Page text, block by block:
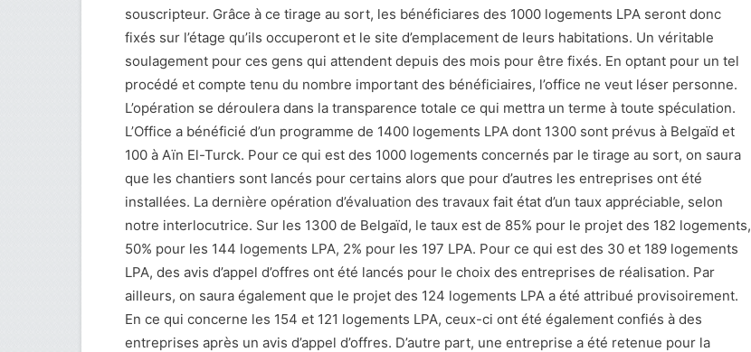
souscripteur. Grâce à ce tirage au sort, les bénéficiares des 1000 logements LPA seront donc
fixés sur l’étage qu’ils occuperont et le site d’emplacement de leurs habitations. Un véritable
soulagement pour ces gens qui attendent depuis des mois pour être fixés. En optant pour un tel
procédé et compte tenu du nombre important des bénéficiaires, l’office ne veut léser personne.
L’opération se déroulera dans la transparence totale ce qui mettra un terme à toute spéculation.
L’Office a bénéficié d’un programme de 1400 logements LPA dont 1300 sont prévus à Belgaïd et
100 à Aïn El-Turck. Pour ce qui est des 1000 logements concernés par le tirage au sort, on saura
que les chantiers sont lancés pour certains alors que pour d’autres les entreprises ont été
installées. La dernière opération d’évaluation des travaux fait état d’un taux appréciable, selon
notre interlocutrice. Sur les 1300 de Belgaïd, le taux est de 85% pour le projet des 182 logements,
50% pour les 144 logements LPA, 2% pour les 197 LPA. Pour ce qui est des 30 et 189 logements
LPA, des avis d’appel d’offres ont été lancés pour le choix des entreprises de réalisation. Par
ailleurs, on saura également que le projet des 124 logements LPA a été attribué provisoirement.
En ce qui concerne les 154 et 121 logements LPA, ceux-ci ont été également confiés à des
entreprises après un avis d’appel d’offres. D’autre part, une entreprise a été retenue pour la